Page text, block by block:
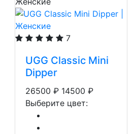
7
UGG Classic Mini
Dipper
26500 ₽ 14500 ₽
Выберите цвет: